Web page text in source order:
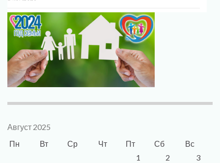
Август 2025
Пн
Вт Ср Чт Пт Сб
Вс
1
2 3